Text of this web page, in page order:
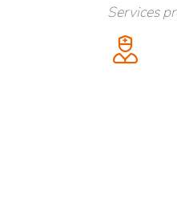
Services